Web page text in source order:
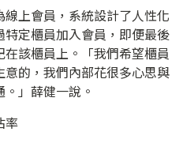
上會員，系統設計了人性化
定櫃員加入會員，即便最後
該櫃員上。「我們希望櫃員
的，我們內部花很多心思與
」薛健一說。
率